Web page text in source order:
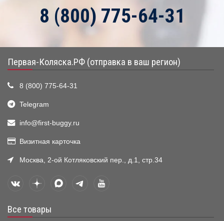
8 (800) 775-64-31
Первая-Коляска.РФ (отправка в ваш регион)
8 (800) 775-64-31
Telegram
info@first-buggy.ru
Визитная карточка
Москва, 2-ой Котляковский пер., д.1, стр.34
Все товары